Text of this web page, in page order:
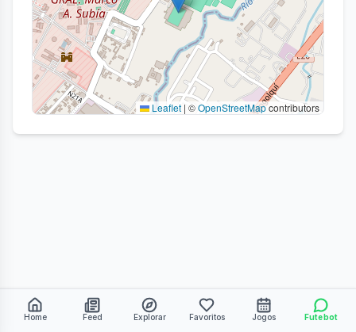
Leaflet | ©OpenStreetMapcontributors
Home Feed Explorar Favoritos Jogos Futebot